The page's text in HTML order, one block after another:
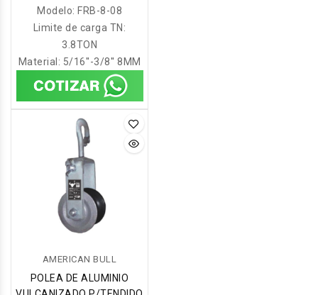
Modelo: FRB-8-08
Limite de carga TN:
3.8TON
Material: 5/16''-3/8'' 8MM
AMERICAN BULL
POLEA DE ALUMINIO